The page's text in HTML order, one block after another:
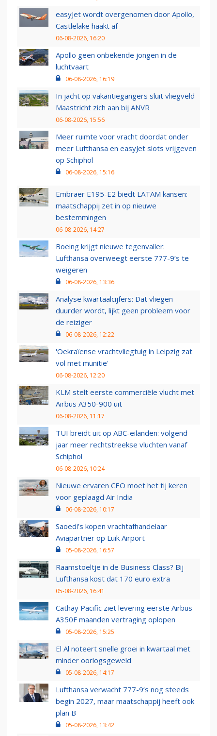
easyJet wordt overgenomen door Apollo,
Castlelake haakt af
06-08-2026, 16:20
Apollo geen onbekende jongen in de
luchtvaart
06-08-2026, 16:19
In jacht op vakantiegangers sluit vliegveld
Maastricht zich aan bij ANVR
06-08-2026, 15:56
Meer ruimte voor vracht doordat onder
meer Lufthansa en easyJet slots vrijgeven
op Schiphol
06-08-2026, 15:16
Embraer E195-E2 biedt LATAM kansen:
maatschappij zet in op nieuwe
bestemmingen
06-08-2026, 14:27
Boeing krijgt nieuwe tegenvaller:
Lufthansa overweegt eerste 777-9’s te
weigeren
06-08-2026, 13:36
Analyse kwartaalcijfers: Dat vliegen
duurder wordt, lijkt geen probleem voor
de reiziger
06-08-2026, 12:22
'Oekraïense vrachtvliegtuig in Leipzig zat
vol met munitie'
06-08-2026, 12:20
KLM stelt eerste commerciële vlucht met
Airbus A350-900 uit
06-08-2026, 11:17
TUI breidt uit op ABC-eilanden: volgend
jaar meer rechtstreekse vluchten vanaf
Schiphol
06-08-2026, 10:24
Nieuwe ervaren CEO moet het tij keren
voor geplaagd Air India
06-08-2026, 10:17
Saoedi’s kopen vrachtafhandelaar
Aviapartner op Luik Airport
05-08-2026, 16:57
Raamstoeltje in de Business Class? Bij
Lufthansa kost dat 170 euro extra
05-08-2026, 16:41
Cathay Pacific ziet levering eerste Airbus
A350F maanden vertraging oplopen
05-08-2026, 15:25
El Al noteert snelle groei in kwartaal met
minder oorlogsgeweld
05-08-2026, 14:17
Lufthansa verwacht 777-9’s nog steeds
begin 2027, maar maatschappij heeft ook
plan B
05-08-2026, 13:42